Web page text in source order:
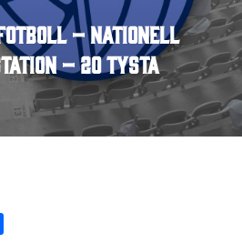
fotboll – nationell
– 20 tysta